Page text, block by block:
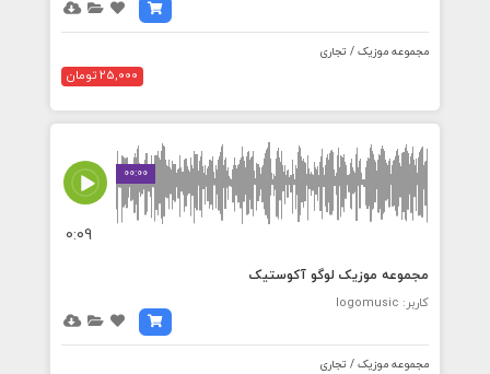
مجموعه موزیک / تجاری
25,000 تومان
00:00
0:09
مجموعه موزیک لوگو آکوستیک
کاربر: logomusic
مجموعه موزیک / تجاری